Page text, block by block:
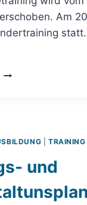
Am
TRAINING
und